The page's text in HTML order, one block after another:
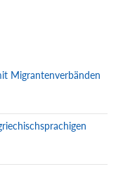
Migrantenverbänden